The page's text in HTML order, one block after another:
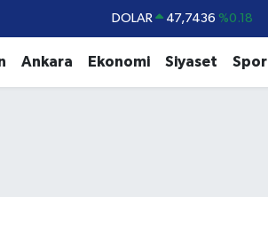
DOLAR 47,7436 %0.18
Ankara Ekonomi Siyaset Spor